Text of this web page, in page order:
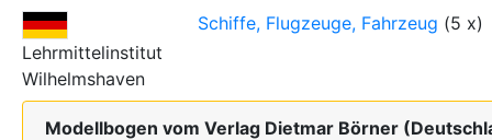
Lehrmittelinstitut
Wilhelmshaven
Schiffe, Flugzeuge, Fahrzeug (5 x)
Modellbogen vom Verlag Dietmar Börner